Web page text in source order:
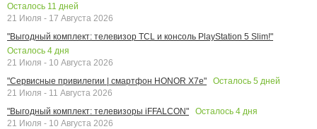
Осталось 11 дней
21 Июля - 17 Августа 2026
"Выгодный комплект: телевизор TCL и консоль PlayStation 5 Slim!"
Осталось 4 дня
21 Июля - 10 Августа 2026
"Сервисные привилегии | смартфон HONOR X7e"
Осталось 5 дней
21 Июля - 11 Августа 2026
"Выгодный комплект: телевизоры iFFALCON"
Осталось 4 дня
21 Июля - 10 Августа 2026